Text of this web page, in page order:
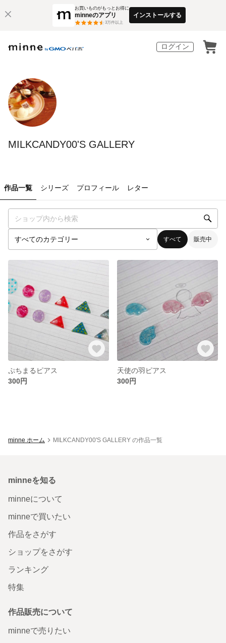
お買いものがもっとお得に
minneのアプリ
3万件以上
インストールする
ログイン
MILKCANDY00'S GALLERY
作品一覧 シリーズ プロフィール レター
すべて 販売中
ぷちまるピアス
300円
天使の羽ピアス
300円
minne ホーム MILKCANDY00'S GALLERY の作品一覧
minneを知る
minneについて
minneで買いたい
作品をさがす
ショップをさがす
ランキング
特集
作品販売について
minneで売りたい